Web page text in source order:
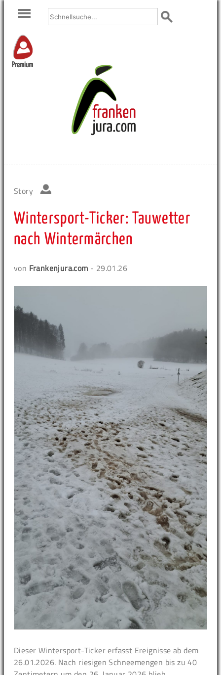
Premium
Story
Wintersport-Ticker: Tauwetter
nach Wintermärchen
von Frankenjura.com - 29.01.26
Dieser Wintersport-Ticker erfasst Ereignisse ab dem
26.01.2026. Nach riesigen Schneemengen bis zu 40